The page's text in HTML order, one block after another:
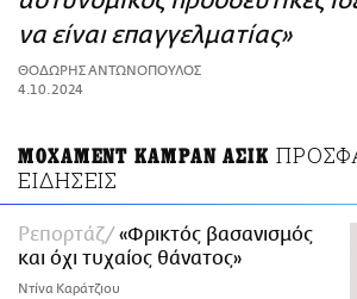
ΑΜΠΑ
PRINT
να είναι επαγγελματίας»
ΘΟΔΩΡΗΣ ΑΝΤΩΝΟΠΟΥΛΟΣ
4.10.2024
ΜΟΧΑΜΕΝΤ ΚΑΜΡΑΝ ΑΣΙΚ
ΕΙΔΗΣΕΙΣ
Ρεπορτάζ
«Φρικτός βασανισμός
και όχι τυχαίος θάνατος»
Ντίνα Καράτζιου